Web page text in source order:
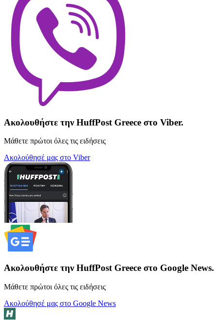
Ακολουθήστε την HuffPost Greece στο Viber.
Μάθετε πρώτοι όλες τις ειδήσεις
Ακολούθησέ μας στο Viber
Ακολουθήστε την HuffPost Greece στο Google News.
Μάθετε πρώτοι όλες τις ειδήσεις
Ακολούθησέ μας στο Google News